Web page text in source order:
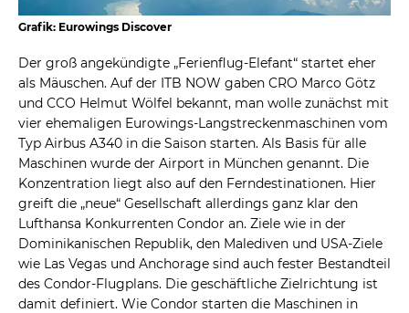
Grafik: Eurowings Discover
Der groß angekündigte „Ferienflug-Elefant“ startet eher
als Mäuschen. Auf der ITB NOW gaben CRO Marco Götz
und CCO Helmut Wölfel bekannt, man wolle zunächst mit
vier ehemaligen Eurowings-Langstreckenmaschinen vom
Typ Airbus A340 in die Saison starten. Als Basis für alle
Maschinen wurde der Airport in München genannt. Die
Konzentration liegt also auf den Ferndestinationen. Hier
greift die „neue“ Gesellschaft allerdings ganz klar den
Lufthansa Konkurrenten Condor an. Ziele wie in der
Dominikanischen Republik, den Malediven und USA-Ziele
wie Las Vegas und Anchorage sind auch fester Bestandteil
des Condor-Flugplans. Die geschäftliche Zielrichtung ist
damit definiert. Wie Condor starten die Maschinen in